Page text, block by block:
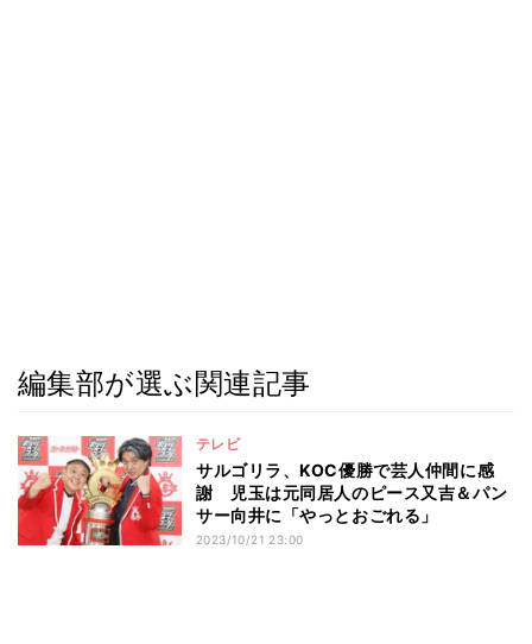
編集部が選ぶ関連記事
テレビ
サルゴリラ、KOC優勝で芸人仲間に感
謝 児玉は元同居人のピース又吉＆パン
サー向井に「やっとおごれる」
2023/10/21 23:00